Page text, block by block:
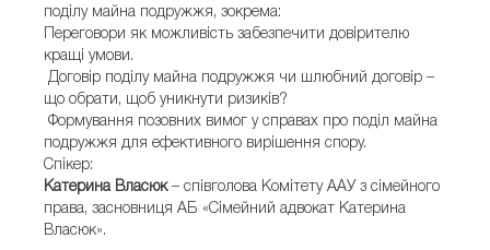
поділу майна подружжя, зокрема:
Переговори як можливість забезпечити довірителю
кращі умови.
Договір поділу майна подружжя чи шлюбний договір –
що обрати, щоб уникнути ризиків?
Формування позовних вимог у справах про поділ майна
подружжя для ефективного вирішення спору.
Спікер:
Катерина Власюк– співголова Комітету ААУ з сімейного
права, засновниця АБ «Сімейний адвокат Катерина
Власюк».